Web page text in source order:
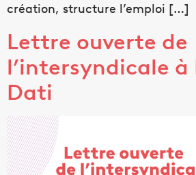
création, structure l’emploi […]
Lettre ouverte de
l’intersyndicale à
Dati